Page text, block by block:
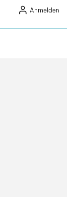
Anmelden